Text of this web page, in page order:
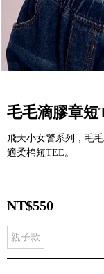
毛毛滴膠章短
飛天小女警系列，毛
適柔棉短TEE。
NT$550
親子款